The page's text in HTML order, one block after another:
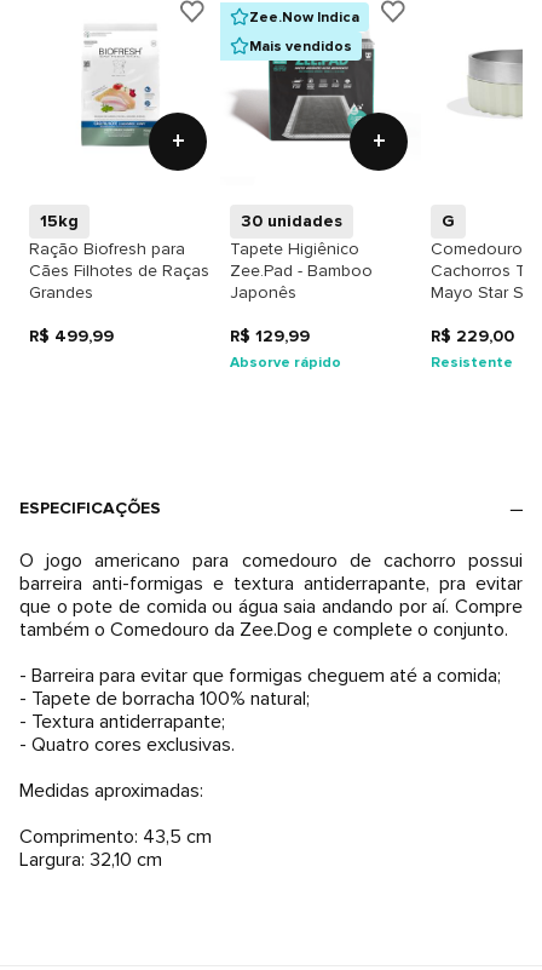
+
15kg
Ração Biofresh para
Cães Filhotes de Raças
Grandes
R$ 499,99
Zee.Now Indica
Mais vendidos
+
30 unidades
Tapete Higiênico
Zee.Pad - Bamboo
Japonês
R$ 129,99
Absorve rápido
G
Comedouro
Cachorros
Mayo Star
R$ 229,00
Resistente
ESPECIFICAÇÕES
O jogo americano para comedouro de cachorro possui
barreira anti-formigas e textura antiderrapante, pra evitar
que o pote de comida ou água saia andando por aí. Compre
também o Comedouro da Zee.Dog e complete o conjunto.
- Barreira para evitar que formigas cheguem até a comida;
- Tapete de borracha 100% natural;
- Textura antiderrapante;
- Quatro cores exclusivas.
Medidas aproximadas:
Comprimento: 43,5 cm
Largura: 32,10 cm